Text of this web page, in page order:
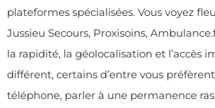
plateformes spécialisées. Vous voyez
Jussieu Secours, Proxisoins,
la rapidité, la géolocalisation et l’accès
différent, certains d’entre vous
téléphone, parler à une permanence